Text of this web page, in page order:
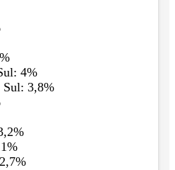
4%
Sul: 3,8%